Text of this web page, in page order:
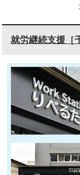
就労継続支援［